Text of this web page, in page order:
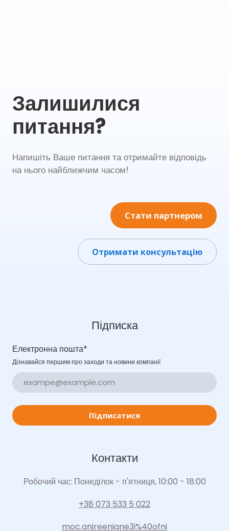
Залишилися
питання?
Напишіть Ваше питання та отримайте відповідь
на нього найближчим часом!
Стати партнером
Отримати консультацію
Підписка
Електронна пошта*
Дізнавайся першим про заходи та новини компанії
Підписатися
Контакти
Робочий час: Понеділок - п'ятниця, 10:00 - 18:00
+38 073 533 5 022
moc.gnireenigne3i%40ofni